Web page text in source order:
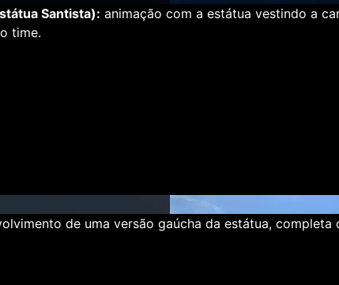
Santista): animação com a estátua vestindo a
time.
de uma versão gaúcha da estátua,